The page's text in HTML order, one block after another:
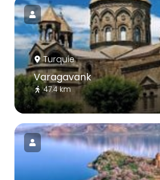
Turquie
Varagavank
47.4 km